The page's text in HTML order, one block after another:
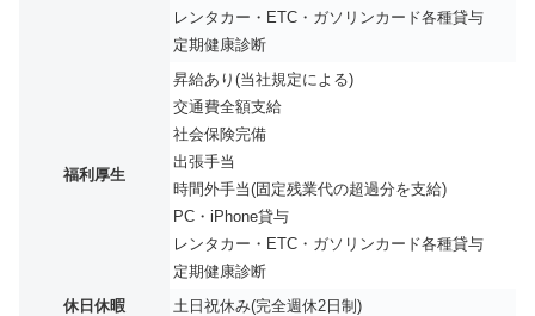
レンタカー・ETC・ガソリンカード各種貸与
定期健康診断
福利厚生
昇給あり(当社規定による)
交通費全額支給
社会保険完備
出張手当
時間外手当(固定残業代の超過分を支給)
PC・iPhone貸与
レンタカー・ETC・ガソリンカード各種貸与
定期健康診断
休日休暇
土日祝休み(完全週休2日制)